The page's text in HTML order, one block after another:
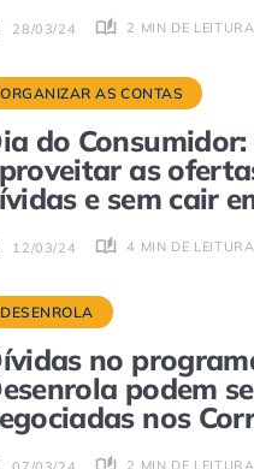
28/03/24 2 MIN DE LEITURA
ORGANIZAR AS CONTAS
do
as
e sem cair
12/03/24 4 MIN DE LEITURA
DESENROLA
no
podem
nos
2 MIN DE LEITURA